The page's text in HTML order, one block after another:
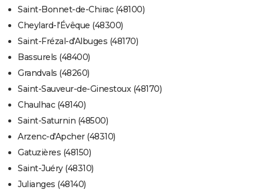
Saint-Bonnet-de-Chirac (48100)
Cheylard-l'Évêque (48300)
Saint-Frézal-d'Albuges (48170)
Bassurels (48400)
Grandvals (48260)
Saint-Sauveur-de-Ginestoux (48170)
Chaulhac (48140)
Saint-Saturnin (48500)
Arzenc-d'Apcher (48310)
Gatuzières (48150)
Saint-Juéry (48310)
Julianges (48140)